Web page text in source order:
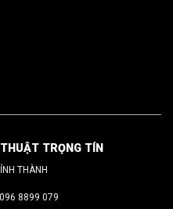
TRỌNG TÍN
THÀNH
096 8899 079